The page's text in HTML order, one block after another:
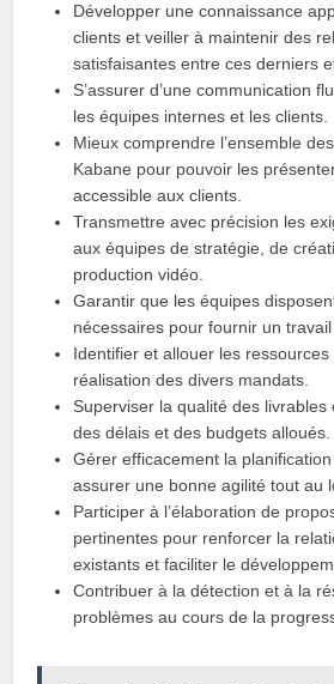
Développer une connaissance
clients et veiller à maintenir des
satisfaisantes entre ces derniers
S’assurer d’une communication
les équipes internes et les clients.
Mieux comprendre l’ensemble
Kabane pour pouvoir les
accessible aux clients.
Transmettre avec précision les
aux équipes de stratégie, de
production vidéo.
Garantir que les équipes
nécessaires pour fournir un travail
Identifier et allouer les
réalisation des divers mandats.
Superviser la qualité des
des délais et des budgets alloués.
Gérer efficacement la
assurer une bonne agilité tout au
Participer à l’élaboration de
pertinentes pour renforcer la
existants et faciliter le
Contribuer à la détection et à la
problèmes au cours de la